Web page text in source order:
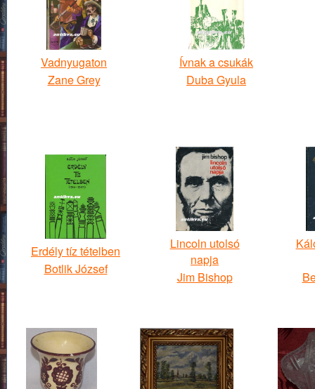
Vadnyugaton
Zane Grey
Ívnak a csukák
Duba Gyula
Erdély tíz tételben
Botlik József
Lincoln utolsó
napja
Jim Bishop